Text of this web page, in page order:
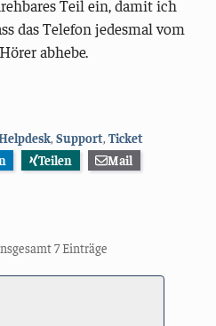
Teil ein, damit ich
das Telefon jedesmal vom
abhebe.
,Support,Ticket
Teilen
Mail
7 Einträge